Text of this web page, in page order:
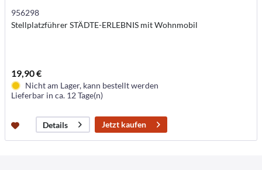
956298
Stellplatzführer STÄDTE-ERLEBNIS mit Wohnmobil
19,90 €
Nicht am Lager, kann bestellt werden
Lieferbar in ca. 12 Tage(n)
Details Jetzt kaufen